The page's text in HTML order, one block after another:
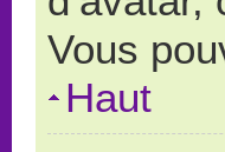
Vous
Haut